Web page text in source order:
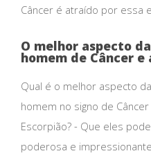
Câncer é atraído por essa
O melhor aspecto
homem de Câncer
Qual é o melhor aspecto
homem no signo de
Escorpião? - Que eles
poderosa e